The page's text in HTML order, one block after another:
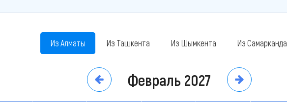
Из Алматы Из Ташкента Из Шымкента Из Самарканда
Февраль 2027